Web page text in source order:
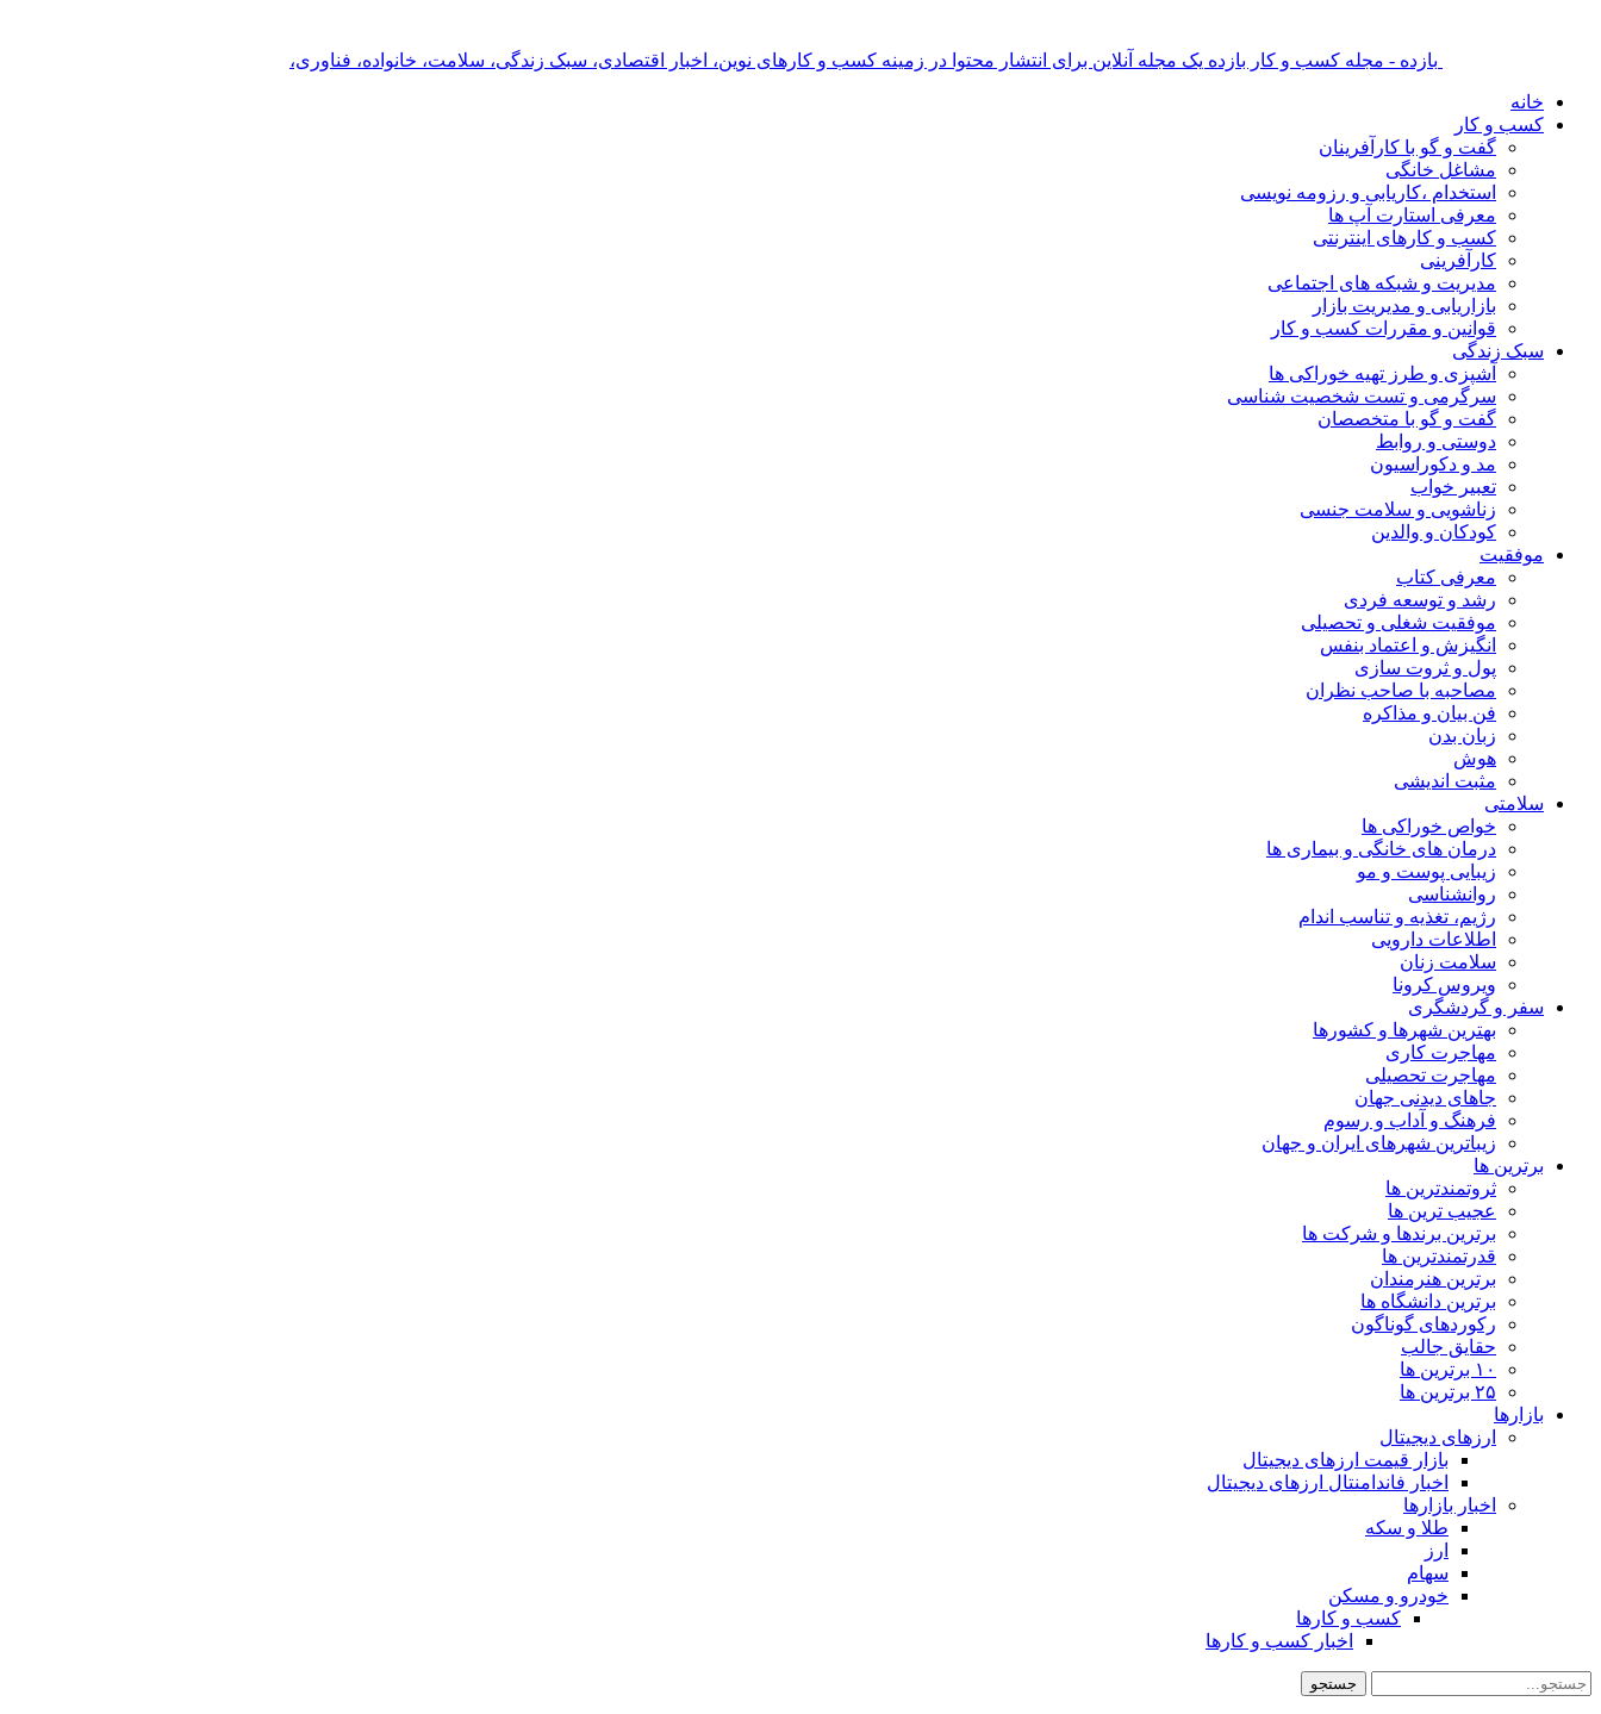
بازده - مجله کسب و کار بازده یک مجله آنلاین برای انتشار محتوا در زمینه کسب و کارهای نوین، اخبار اقتصادی، سبک زندگی، سلامت، خانواده، فناوری،
خانه
کسب و کار
گفت و گو با کارآفرینان
مشاغل خانگی
استخدام ،کاریابی و رزومه نویسی
معرفی استارت آپ ها
کسب و کارهای اینترنتی
کارآفرینی
مدیریت و شبکه های اجتماعی
بازاریابی و مدیریت بازار
قوانین و مقررات کسب و کار
سبک زندگی
آشپزی و طرز تهیه خوراکی ها
سرگرمی و تست شخصیت شناسی
گفت و گو با متخصصان
دوستی و روابط
مد و دکوراسیون
تعبیر خواب
زناشویی و سلامت جنسی
کودکان و والدین
موفقیت
معرفی کتاب
رشد و توسعه فردی
موفقیت شغلی و تحصیلی
انگیزش و اعتماد بنفس
پول و ثروت سازی
مصاحبه با صاحب نظران
فن بیان و مذاکره
زبان بدن
هوش
مثبت اندیشی
سلامتی
خواص خوراکی ها
درمان های خانگی و بیماری ها
زیبایی پوست و مو
روانشناسی
رژیم، تغذیه و تناسب اندام
اطلاعات دارویی
سلامت زنان
ویروس کرونا
سفر و گردشگری
بهترین شهرها و کشورها
مهاجرت کاری
مهاجرت تحصیلی
جاهای دیدنی جهان
فرهنگ و آداب و رسوم
زیباترین شهرهای ایران و جهان
برترین ها
ثروتمندترین ها
عجیب ترین ها
برترین برندها و شرکت ها
قدرتمندترین ها
برترین هنرمندان
برترین دانشگاه ها
رکوردهای گوناگون
حقایق جالب
۱۰ برترین ها
۲۵ برترین ها
بازارها
ارزهای دیجیتال
بازار قیمت ارزهای دیجیتال
اخبار فاندامنتال ارزهای دیجیتال
اخبار بازارها
طلا و سکه
ارز
سهام
خودرو و مسکن
کسب و کارها
اخبار کسب و کارها